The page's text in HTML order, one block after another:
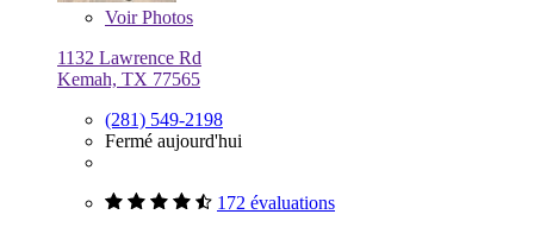
VoirPhotos
1132 Lawrence Rd
Kemah, TX 77565
(281) 549-2198
Fermé aujourd'hui
172 évaluations